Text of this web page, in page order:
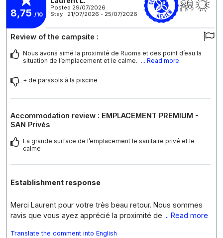
8,75 /10
Posted 29/07/2026
Stay : 21/07/2026 - 25/07/2026
Review of the campsite :
Nous avons aimé la proximité de Ruoms et des point d’eau la
situation de l’emplacement et le calme. ... Read more
+ de parasols à la piscine
Accommodation review : EMPLACEMENT PREMIUM -
SAN Privés
La grande surface de l’emplacement le sanitaire privé et le
calme
Establishment response
Merci Laurent pour votre très beau retour. Nous sommes
ravis que vous ayez apprécié la proximité de ... Read more
Translate the comment into English